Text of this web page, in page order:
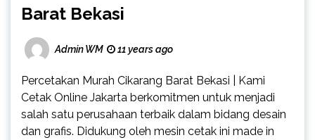
Barat Bekasi
Admin WM 11 years ago
Percetakan Murah Cikarang Barat Bekasi | Kami
Cetak Online Jakarta berkomitmen untuk menjadi
salah satu perusahaan terbaik dalam bidang desain
dan grafis. Didukung oleh mesin cetak ini made in